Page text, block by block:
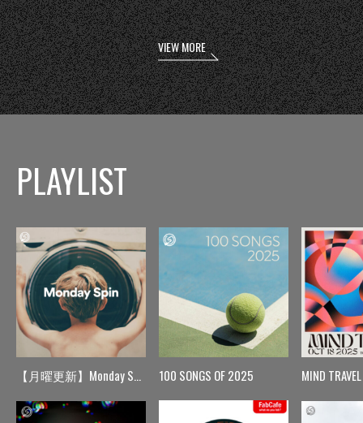
VIEW MORE
PLAYLIST
【月曜更新】Monday Spin 100 SONGS OF 2025 MIND TRAVEL